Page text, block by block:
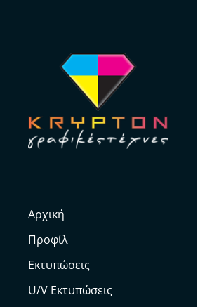
Αρχική
Προφίλ
Εκτυπώσεις
U/V Εκτυπώσεις